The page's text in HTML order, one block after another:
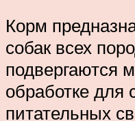
Корм
собак всех
подвергаются
обработке для
питательных